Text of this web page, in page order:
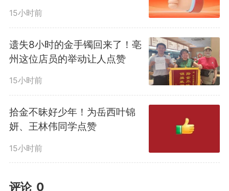
电设备运行状态；从及时制止现场
各类违章操作，到全程监督环保管
控措施落地，他从不走马观花、敷
衍了事。别人眼中无关紧要的小细
节，在他看来都是可能酿成大祸的
大隐患，必须彻底清零、绝不姑
息。
15小时前
遗失8小时的金手镯回来了！亳
州这位店员的举动让人点赞
15小时前
拾金不昧好少年！为岳西叶锦
妍、王林伟同学点赞
15小时前
评论 0